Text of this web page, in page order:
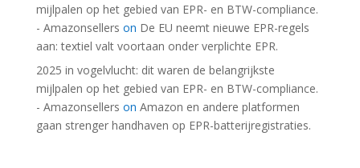
mijlpalen op het gebied van EPR- en BTW-compliance.
- Amazonsellers on De EU neemt nieuwe EPR-regels
aan: textiel valt voortaan onder verplichte EPR.
2025 in vogelvlucht: dit waren de belangrijkste
mijlpalen op het gebied van EPR- en BTW-compliance.
- Amazonsellers on Amazon en andere platformen
gaan strenger handhaven op EPR-batterijregistraties.